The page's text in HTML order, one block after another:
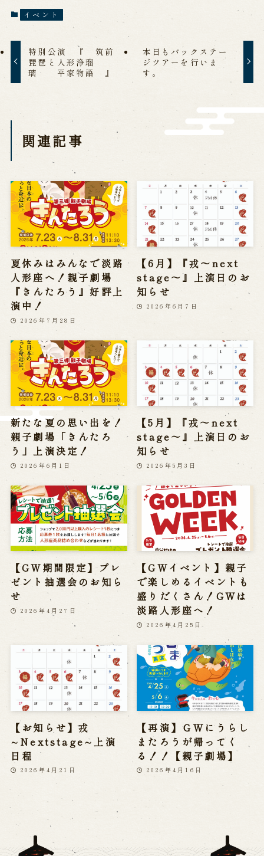
南あわじ市の伝統芸能
ご利用案内
営業日時・料金 アクセス
お問い合わせ
お電話でお問い合わせ
予約
WEB予約
メールフォームから予約
お電話で予約
求人情報
※株式会社うずのくに南あわじの求人情報ページへ移動します
関連施設
通販サイトうずのくに
道の駅うずしお
うずの丘大鳴門橋記念館
イベント
特別公演 『 筑前
琵琶と人形浄瑠
璃 平家物語 』
本日もバックステー
ジツアーを行いま
す。
関連記事
夏休みはみんなで淡路
人形座へ！親子劇場
『きんたろう』好評上
演中！
2026年7月28日
【6月】『戎～next
stage～』上演日のお
知らせ
2026年6月7日
新たな夏の思い出を！
親子劇場「きんたろ
う」上演決定！
2026年6月1日
【5月】『戎～next
stage～』上演日のお
知らせ
2026年5月3日
【GW期間限定】プレ
ゼント抽選会のお知ら
せ
2026年4月27日
【GWイベント】親子
で楽しめるイベントも
盛りだくさん！GWは
淡路人形座へ！
2026年4月25日
【お知らせ】戎
∼Nextstage∼上演
日程
2026年4月21日
【再演】ＧＷにうらし
またろうが帰ってく
る！！【親子劇場】
2026年4月16日